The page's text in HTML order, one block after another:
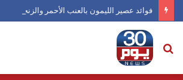
فوائد عصير الليمون بالعنب الأحمر والزنجبيل صيفًا
بحث
عن